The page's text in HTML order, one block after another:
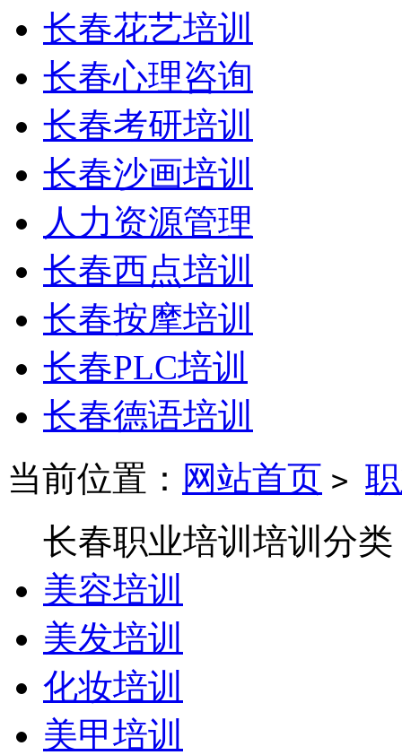
长春花艺培训
长春心理咨询
长春考研培训
长春沙画培训
人力资源管理
长春西点培训
长春按摩培训
长春PLC培训
长春德语培训
当前位置： 网站首页 >
长春职业培训培训分类
美容培训
美发培训
化妆培训
美甲培训